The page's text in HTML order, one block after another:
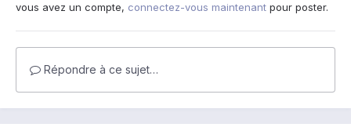
vous avez un compte, connectez-vous maintenant pour poster.
Répondre à ce sujet…